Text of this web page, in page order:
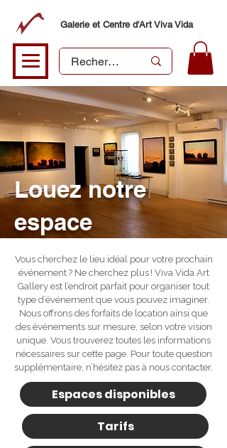
Galerie et Centre d'Art Viva Vida
Louez notre
espace
Vous cherchez le lieu idéal pour votre prochain
événement ? Ne cherchez plus ! Viva Vida Art
Gallery est l’endroit parfait pour organiser tout
type d’événement que vous pouvez imaginer.
Nous offrons des forfaits de location ainsi que
des événements sur mesure, selon votre vision
unique. Vous trouverez toutes les informations
nécessaires sur cette page. Pour toute question
supplémentaire, n’hésitez pas à nous contacter.
Espaces disponibles
Tarifs